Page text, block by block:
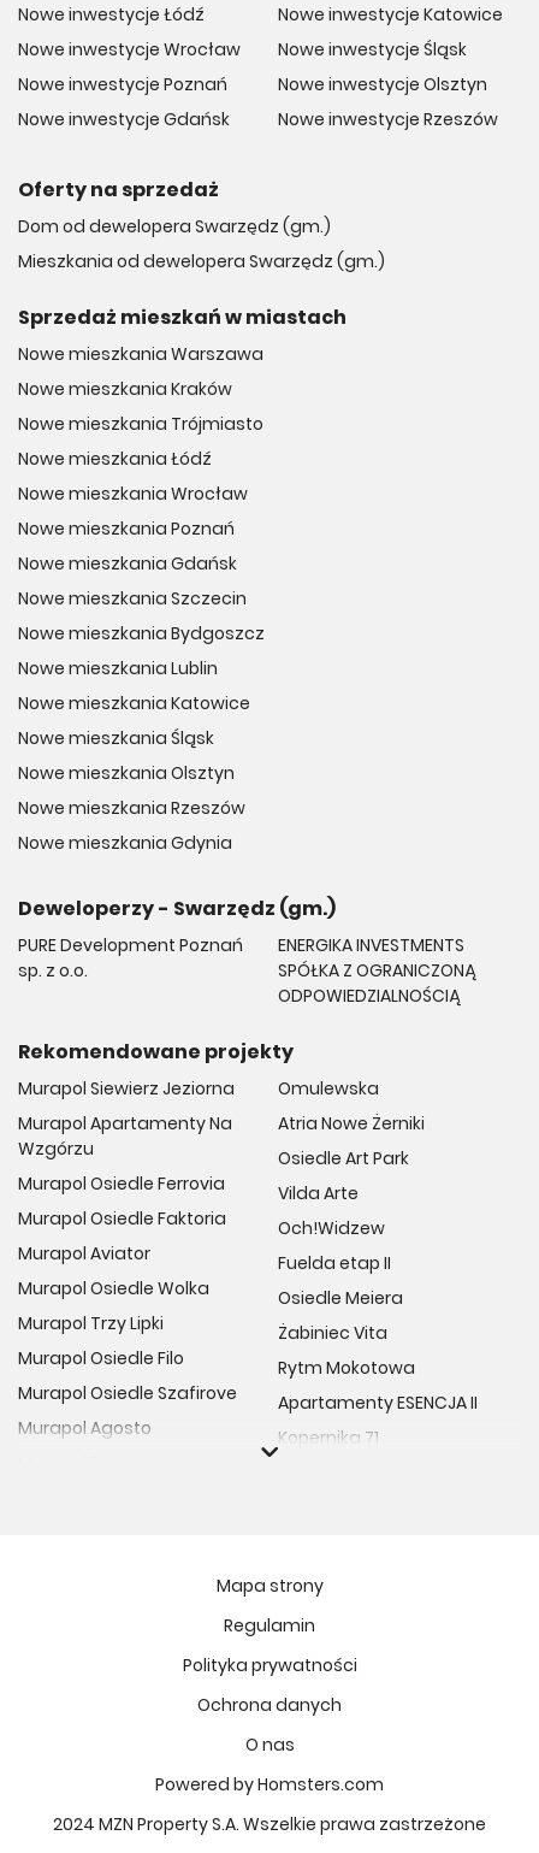
Nowe inwestycje Łódź
Nowe inwestycje Wrocław
Nowe inwestycje Poznań
Nowe inwestycje Gdańsk
Nowe inwestycje Katowice
Nowe inwestycje Śląsk
Nowe inwestycje Olsztyn
Nowe inwestycje Rzeszów
Oferty na sprzedaż
Dom od dewelopera Swarzędz (gm.)
Mieszkania od dewelopera Swarzędz (gm.)
Sprzedaż mieszkań w miastach
Nowe mieszkania Warszawa
Nowe mieszkania Kraków
Nowe mieszkania Trójmiasto
Nowe mieszkania Łódź
Nowe mieszkania Wrocław
Nowe mieszkania Poznań
Nowe mieszkania Gdańsk
Nowe mieszkania Szczecin
Nowe mieszkania Bydgoszcz
Nowe mieszkania Lublin
Nowe mieszkania Katowice
Nowe mieszkania Śląsk
Nowe mieszkania Olsztyn
Nowe mieszkania Rzeszów
Nowe mieszkania Gdynia
Deweloperzy - Swarzędz (gm.)
PURE Development Poznań
sp. z o.o.
ENERGIKA INVESTMENTS
SPÓŁKA Z OGRANICZONĄ
ODPOWIEDZIALNOŚCIĄ
Rekomendowane projekty
Murapol Siewierz Jeziorna
Murapol Apartamenty Na
Wzgórzu
Murapol Osiedle Ferrovia
Murapol Osiedle Faktoria
Murapol Aviator
Murapol Osiedle Wolka
Murapol Trzy Lipki
Murapol Osiedle Filo
Murapol Osiedle Szafirove
Murapol Agosto
Omulewska
Atria Nowe Żerniki
Osiedle Art Park
Vilda Arte
Och!Widzew
Fuelda etap II
Osiedle Meiera
Żabiniec Vita
Rytm Mokotowa
Apartamenty ESENCJA II
Kopernika 71
Niedziałkowskiego Park
Atrium - Nowy Szczepin
Osiedle Kolektyw
VIVA GARDEN 14
Osiedle Hierowskiego
Mapa strony
Regulamin
Polityka prywatności
Ochrona danych
O nas
Powered by Homsters.com
2024 MZN Property S.A. Wszelkie prawa zastrzeżone